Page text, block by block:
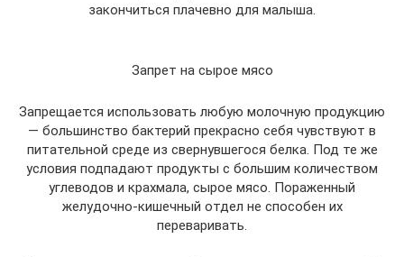
закончиться плачевно для малыша.
Запрет на сырое мясо
Запрещается использовать любую молочную продукцию
— большинство бактерий прекрасно себя чувствуют в
питательной среде из свернувшегося белка. Под те же
условия подпадают продукты с большим количеством
углеводов и крахмала, сырое мясо. Пораженный
желудочно-кишечный отдел не способен их
переваривать.